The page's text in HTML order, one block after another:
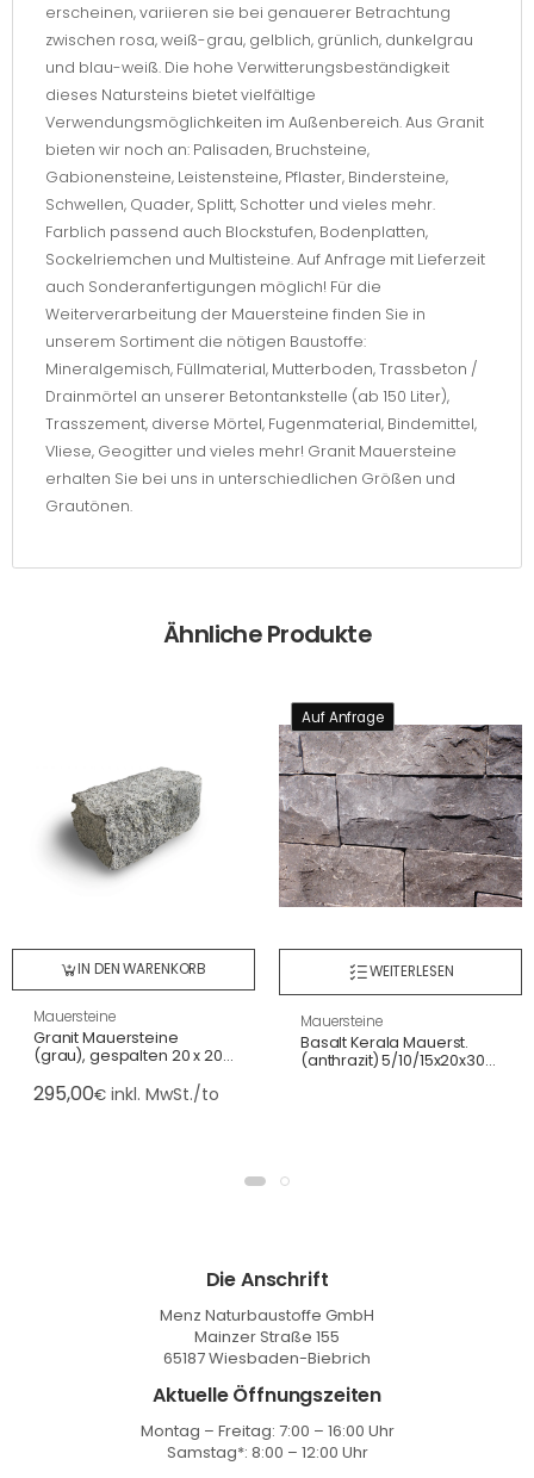
erscheinen, variieren sie bei genauerer Betrachtung
zwischen rosa, weiß-grau, gelblich, grünlich, dunkelgrau
und blau-weiß. Die hohe Verwitterungsbeständigkeit
dieses Natursteins bietet vielfältige
Verwendungsmöglichkeiten im Außenbereich. Aus Granit
bieten wir noch an: Palisaden, Bruchsteine,
Gabionensteine, Leistensteine, Pflaster, Bindersteine,
Schwellen, Quader, Splitt, Schotter und vieles mehr.
Farblich passend auch Blockstufen, Bodenplatten,
Sockelriemchen und Multisteine. Auf Anfrage mit Lieferzeit
auch Sonderanfertigungen möglich! Für die
Weiterverarbeitung der Mauersteine finden Sie in
unserem Sortiment die nötigen Baustoffe:
Mineralgemisch, Füllmaterial, Mutterboden, Trassbeton /
Drainmörtel an unserer Betontankstelle (ab 150 Liter),
Trasszement, diverse Mörtel, Fugenmaterial, Bindemittel,
Vliese, Geogitter und vieles mehr! Granit Mauersteine
erhalten Sie bei uns in unterschiedlichen Größen und
Grautönen.
Ähnliche Produkte
IN DEN WARENKORB
Mauersteine
Granit Mauersteine
(grau), gespalten 20 x 20 x
295,00€ inkl. MwSt./to
Auf Anfrage
WEITERLESEN
Mauersteine
Basalt Kerala Mauerst.
(anthrazit) 5/10/15x20x30-
Die Anschrift
Menz Naturbaustoffe GmbH
Mainzer Straße 155
65187 Wiesbaden-Biebrich
Aktuelle Öffnungszeiten
Montag – Freitag: 7:00 – 16:00 Uhr
Samstag*: 8:00 – 12:00 Uhr